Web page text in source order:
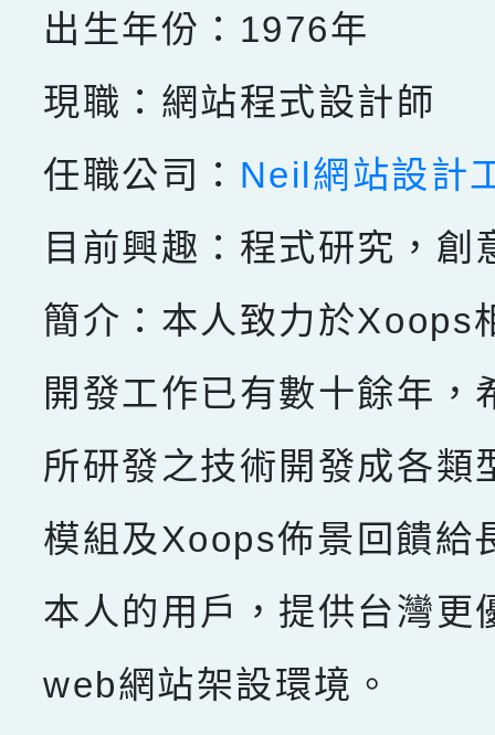
出生年份：1976年
現職：網站程式設計師
任職公司： Neil網站設計
目前興趣：程式研究，創
簡介：本人致力於Xoops
開發工作已有數十餘年，
所研發之技術開發成各類
模組及Xoops佈景回饋給
本人的用戶，提供台灣更
web網站架設環境。